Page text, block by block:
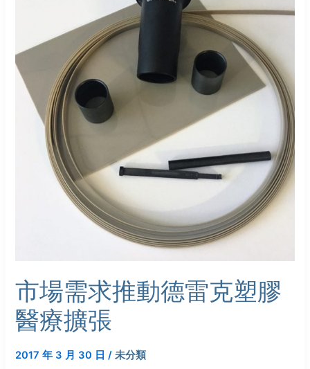
市場需求推動德雷克塑膠
醫療擴張
2017 年 3 月 30 日/未分類
德
雷
克